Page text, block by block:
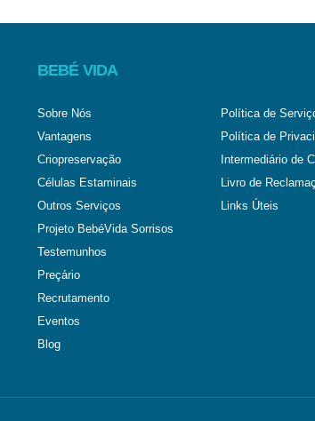
BEBÉ VIDA
Sobre Nós
Vantagens
Criopreservação
Células Estaminais
Outros Serviços
Projeto BebéVida Sorrisos
Testemunhos
Preçário
Recrutamento
Eventos
Blog
Política de
Política de
Intermediário de
Livro de
Links Úteis